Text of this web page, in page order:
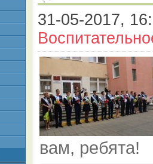
31-05-2017,
вам, ребята!